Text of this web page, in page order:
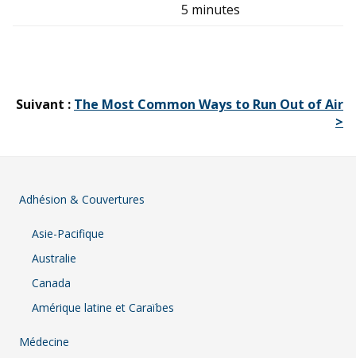
5 minutes
Suivant : The Most Common Ways to Run Out of Air
>
Adhésion & Couvertures
Asie-Pacifique
Australie
Canada
Amérique latine et Caraïbes
Médecine